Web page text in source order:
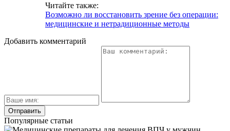
Читайте также:
Возможно ли восстановить зрение без операции:
медицинские и нетрадиционные методы
Добавить комментарий
Популярные статьи